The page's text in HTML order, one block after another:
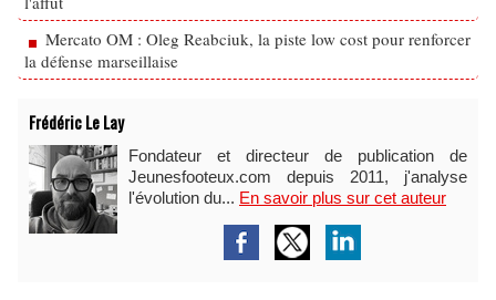
Mercato OM : Oleg Reabciuk, la piste low cost pour renforcer
la défense marseillaise
Frédéric Le Lay
Fondateur et directeur de publication de
Jeunesfooteux.com depuis 2011, j'analyse
l'évolution du... En savoir plus sur cet auteur